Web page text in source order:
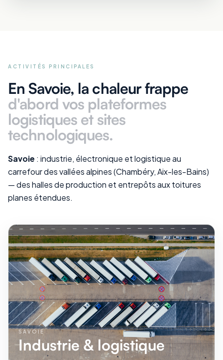
ACTIVITÉS PRINCIPALES
En Savoie, la chaleur frappe
d'abord vos plateformes
logistiques et sites
technologiques.
Savoie : industrie, électronique et logistique au
carrefour des vallées alpines (Chambéry, Aix-les-Bains)
— des halles de production et entrepôts aux toitures
planes étendues.
SAVOIE
Industrie & logistique